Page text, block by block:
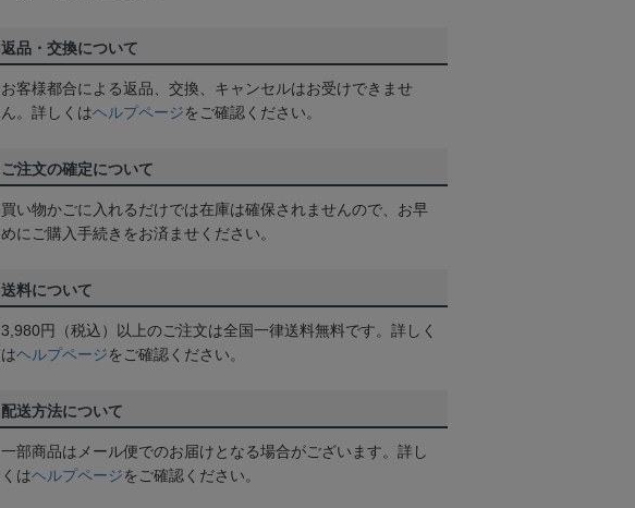
返品・交換について
お客様都合による返品、交換、キャンセルはお受けできませ
ん。詳しくはヘルプページをご確認ください。
ご注文の確定について
買い物かごに入れるだけでは在庫は確保されませんので、お早
めにご購入手続きをお済ませください。
送料について
3,980円（税込）以上のご注文は全国一律送料無料です。詳しく
はヘルプページをご確認ください。
配送方法について
一部商品はメール便でのお届けとなる場合がございます。詳し
くはヘルプページをご確認ください。